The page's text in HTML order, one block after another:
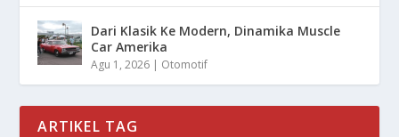
Dari Klasik Ke Modern, Dinamika Muscle
Car Amerika
Agu 1, 2026 | Otomotif
ARTIKEL TAG